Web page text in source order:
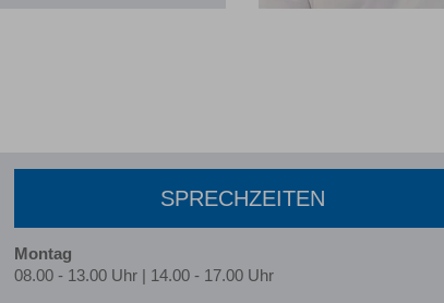
SPRECHZEITEN
Montag
08.00 - 13.00 Uhr | 14.00 - 17.00 Uhr